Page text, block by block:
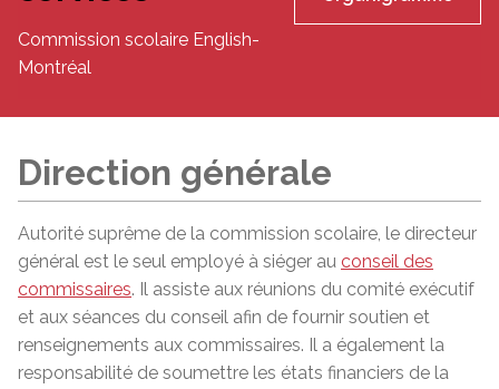
Commission scolaire English-
Montréal
Direction générale
Autorité suprême de la commission scolaire, le directeur
général est le seul employé à siéger au conseil des
commissaires. Il assiste aux réunions du comité exécutif
et aux séances du conseil afin de fournir soutien et
renseignements aux commissaires. Il a également la
responsabilité de soumettre les états financiers de la